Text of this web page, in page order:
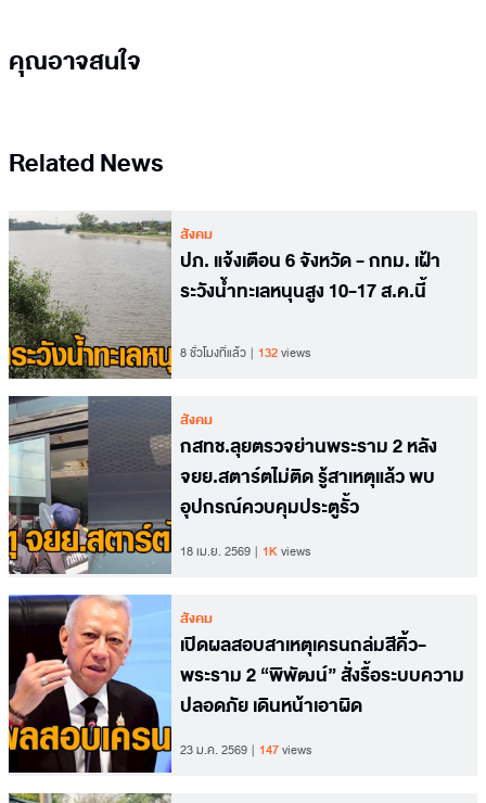
คุณอาจสนใจ
Related News
สังคม
ปภ. แจ้งเตือน 6 จังหวัด - กทม. เฝ้า
ระวังน้ำทะเลหนุนสูง 10-17 ส.ค.นี้
8 ชั่วโมงที่แล้ว 132views
สังคม
กสทช.ลุยตรวจย่านพระราม 2 หลัง
จยย.สตาร์ตไม่ติด รู้สาเหตุแล้ว พบ
อุปกรณ์ควบคุมประตูรั้ว
18 เม.ย. 2569 1Kviews
สังคม
เปิดผลสอบสาเหตุเครนถล่มสีคิ้ว-
พระราม 2 “พิพัฒน์” สั่งรื้อระบบความ
ปลอดภัย เดินหน้าเอาผิด
23 ม.ค. 2569 147views